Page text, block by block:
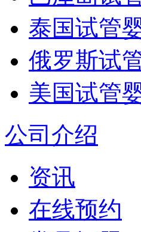
泰国试管
俄罗斯试
美国试管
公司介绍
资讯
在线预约